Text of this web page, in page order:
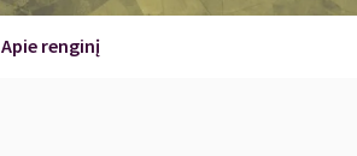
Apie renginį